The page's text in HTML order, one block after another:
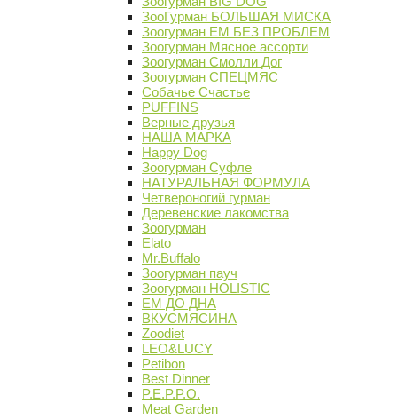
ЗооГурман БОЛЬШАЯ МИСКА
Зоогурман ЕМ БЕЗ ПРОБЛЕМ
Зоогурман Мясное ассорти
Зоогурман Смолли Дог
Зоогурман СПЕЦМЯС
Собачье Счастье
PUFFINS
Верные друзья
НАША МАРКА
Happy Dog
Зоогурман Суфле
НАТУРАЛЬНАЯ ФОРМУЛА
Четвероногий гурман
Деревенские лакомства
Зоогурман
Elato
Mr.Buffalo
Зоогурман пауч
Зоогурман HOLISTIC
ЕМ ДО ДНА
ВКУСМЯСИНА
Zoodiet
LEO&LUCY
Petibon
Best Dinner
P.E.P.P.O.
Meat Garden